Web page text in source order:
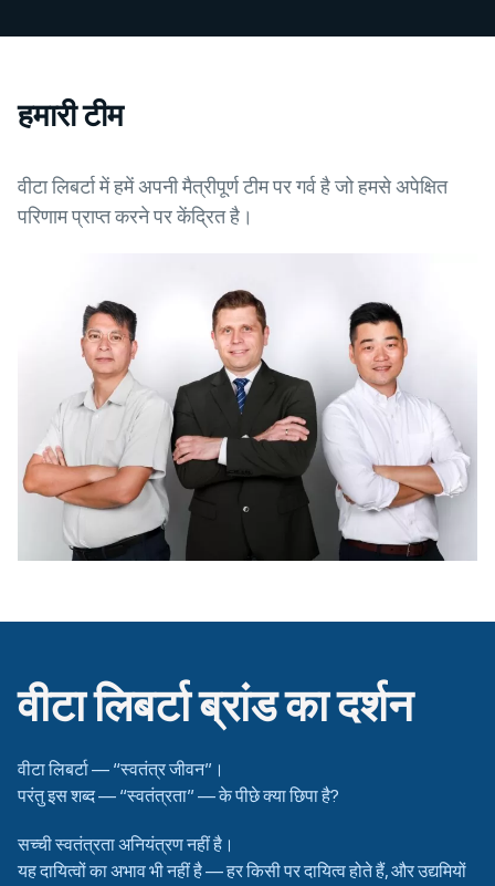
हमारी टीम
वीटा लिबर्टा में हमें अपनी मैत्रीपूर्ण टीम पर गर्व है जो हमसे अपेक्षित
परिणाम प्राप्त करने पर केंद्रित है।
वीटा लिबर्टा ब्रांड का दर्शन
वीटा लिबर्टा — “स्वतंत्र जीवन”।
परंतु इस शब्द — “स्वतंत्रता” — के पीछे क्या छिपा है?
सच्ची स्वतंत्रता अनियंत्रण नहीं है।
यह दायित्वों का अभाव भी नहीं है — हर किसी पर दायित्व होते हैं, और उद्यमियों